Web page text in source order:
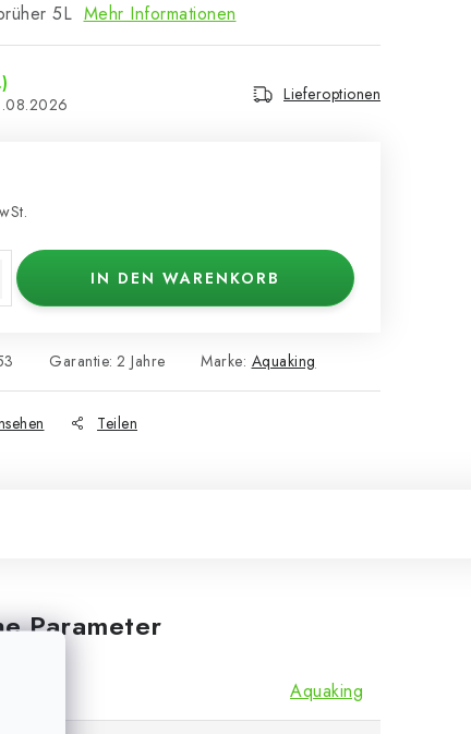
5L Mehr Informationen
Lieferoptionen
IN DEN WARENKORB
Marke: Aquaking
Garantie: 2 Jahre
Teilen
Parameter
Aquaking